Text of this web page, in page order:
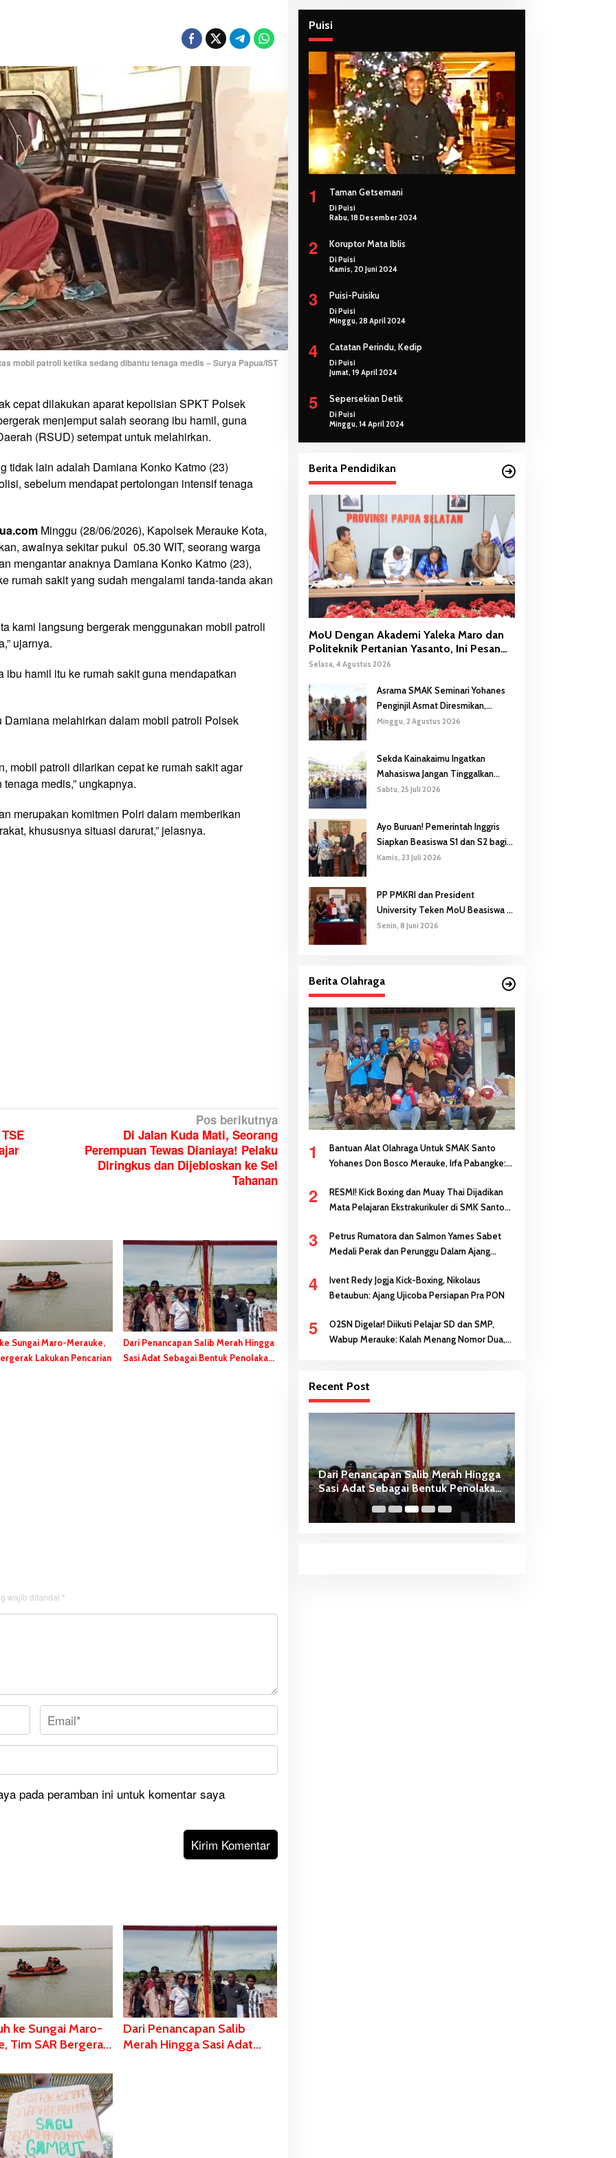
mobil patroli ketika sedang dibantu tenaga medis – Surya Papua/IST
cepat dilakukan aparat kepolisian SPKT Polsek
menjemput salah seorang ibu hamil, guna
(RSUD) setempat untuk melahirkan.
tidak lain adalah Damiana Konko Katmo (23)
sebelum mendapat pertolongan intensif tenaga
Minggu (28/06/2026), Kapolsek Merauke Kota,
awalnya sekitar pukul 05.30 WIT, seorang warga
mengantar anaknya Damiana Konko Katmo (23),
rumah sakit yang sudah mengalami tanda-tanda akan
kami langsung bergerak menggunakan mobil patroli
ujarnya.
ibu hamil itu ke rumah sakit guna mendapatkan
melahirkan dalam mobil patroli Polsek
mobil patroli dilarikan cepat ke rumah sakit agar
medis,” ungkapnya.
merupakan komitmen Polri dalam memberikan
khususnya situasi darurat,” jelasnya.
Pos berikutnya
Di Jalan Kuda Mati, Seorang
Perempuan Tewas Dianiaya! Pelaku
Diringkus dan Dijebloskan ke Sel
Tahanan
Sungai Maro-Merauke,
Lakukan Pencarian
Dari Penancapan Salib Merah Hingga
Sasi Adat Sebagai Bentuk Penolakan
wajib ditandai *
pada peramban ini untuk komentar saya
ke Sungai Maro-
Tim SAR Bergerak
Dari Penancapan Salib
Merah Hingga Sasi Adat
Puisi
1 Taman Getsemani
Di Puisi
Rabu, 18 Desember 2024
2 Koruptor Mata Iblis
Di Puisi
Kamis, 20 Juni 2024
3 Puisi-Puisiku
Di Puisi
Minggu, 28 April 2024
4 Catatan Perindu, Kedip
Di Puisi
Jumat, 19 April 2024
5 Sepersekian Detik
Di Puisi
Minggu, 14 April 2024
Berita Pendidikan
MoU Dengan Akademi Yaleka Maro dan
Politeknik Pertanian Yasanto, Ini Pesan
Gubernur Safanpo
Selasa, 4 Agustus 2026
Asrama SMAK Seminari Yohanes
Penginjil Asmat Diresmikan,
Gubernur Safanpo: Pentingnya
Minggu, 2 Agustus 2026
Sekda Kainakaimu Ingatkan
Mahasiswa Jangan Tinggalkan
‘Noda-Madu’ di Lokasi KKN
Sabtu, 25 Juli 2026
Ayo Buruan! Pemerintah Inggris
Siapkan Beasiswa S1 dan S2 bagi
Putra/Putri Papua Selatan
Kamis, 23 Juli 2026
PP PMKRI dan President
University Teken MoU Beasiswa S1
hingga S3
Senin, 8 Juni 2026
Berita Olahraga
1
Bantuan Alat Olahraga Untuk SMAK Santo
Yohanes Don Bosco Merauke, Irfa Pabangke:
2
RESMI! Kick Boxing dan Muay Thai Dijadikan
Mata Pelajaran Ekstrakurikuler di SMK Santo
3
Petrus Rumatora dan Salmon Yames Sabet
Medali Perak dan Perunggu Dalam Ajang
4
Ivent Redy Jogja Kick-Boxing, Nikolaus
Betaubun: Ajang Ujicoba Persiapan Pra PON
5
O2SN Digelar! Diikuti Pelajar SD dan SMP,
Wabup Merauke: Kalah Menang Nomor Dua,
Recent Post
Maro-Merauke,
Pencarian
NYATA Dibuat! Pemuda Buti Bangkit
Berikan Sumbangan Dana
Pembangunan Gereja (baru) St.
Theresia Buti-Merauke